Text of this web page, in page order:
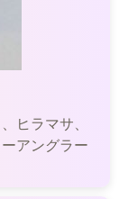
ヒラマサ、
アングラー